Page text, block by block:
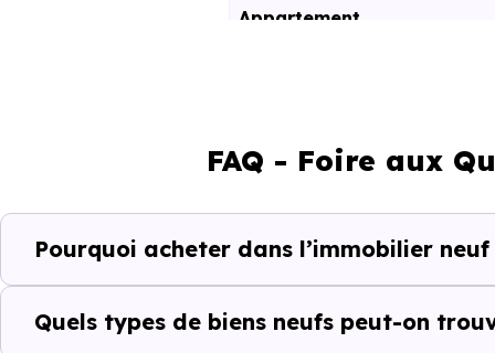
Appartement
Ces prix varient selon la
Le parc résidentiel de Poisy
secondaires.
FAQ - Foire aux
Pourquoi acheter dans l’immobilier neuf
Quels types de biens neufs peut-on